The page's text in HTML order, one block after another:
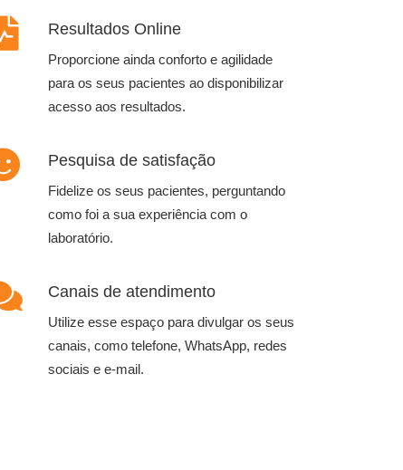
Resultados Online
Proporcione ainda conforto e agilidade
para os seus pacientes ao disponibilizar
acesso aos resultados.
Pesquisa de satisfação
Fidelize os seus pacientes, perguntando
como foi a sua experiência com o
laboratório.
Canais de atendimento
Utilize esse espaço para divulgar os seus
canais, como telefone, WhatsApp, redes
sociais e e-mail.